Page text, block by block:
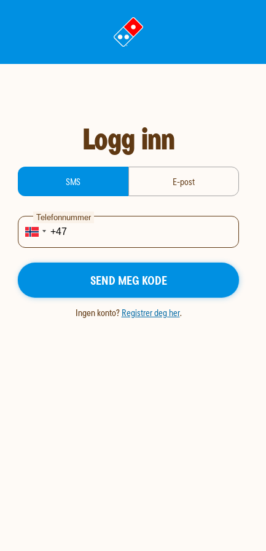
til
Logg inn
login-type
SMS E-post
Telefonnummer
SEND MEG KODE
Ingen konto? Registrer deg her.